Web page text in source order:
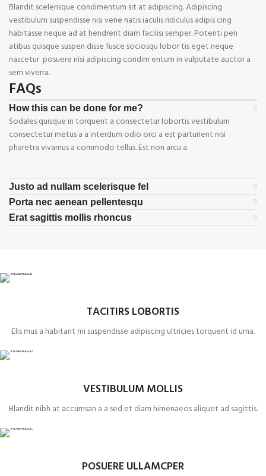
Blandit scelerisque condimentum sit at adipiscing. Adipiscing
vestibulum suspendisse nisi vene natis iaculis ridiculus adipis cing
habitasse neque ad at hendrerit diam facilisi semper. Potenti pen
atibus quisque suspen disse fusce sociosqu lobor tis eget neque
nascetur posuere nisi adipiscing condim entum in vulputate auctor a
sem viverra.
FAQs
How this can be done for me?
Sodales quisque in torquent a consectetur lobortis vestibulum
consectetur metus a a interdum odio orci a est parturient nisi
pharetra vivamus a commodo tellus. Est non arcu a.
Justo ad nullam scelerisque fel
Porta nec aenean pellentesqu
Erat sagittis mollis rhoncus
TACITIRS LOBORTIS
Elis mus a habitant mi suspendisse adipiscing ultricies torquent id urna.
VESTIBULUM MOLLIS
Blandit nibh at accumsan a a sed et diam himenaeos aliquet ad sagittis.
POSUERE ULLAMCPER